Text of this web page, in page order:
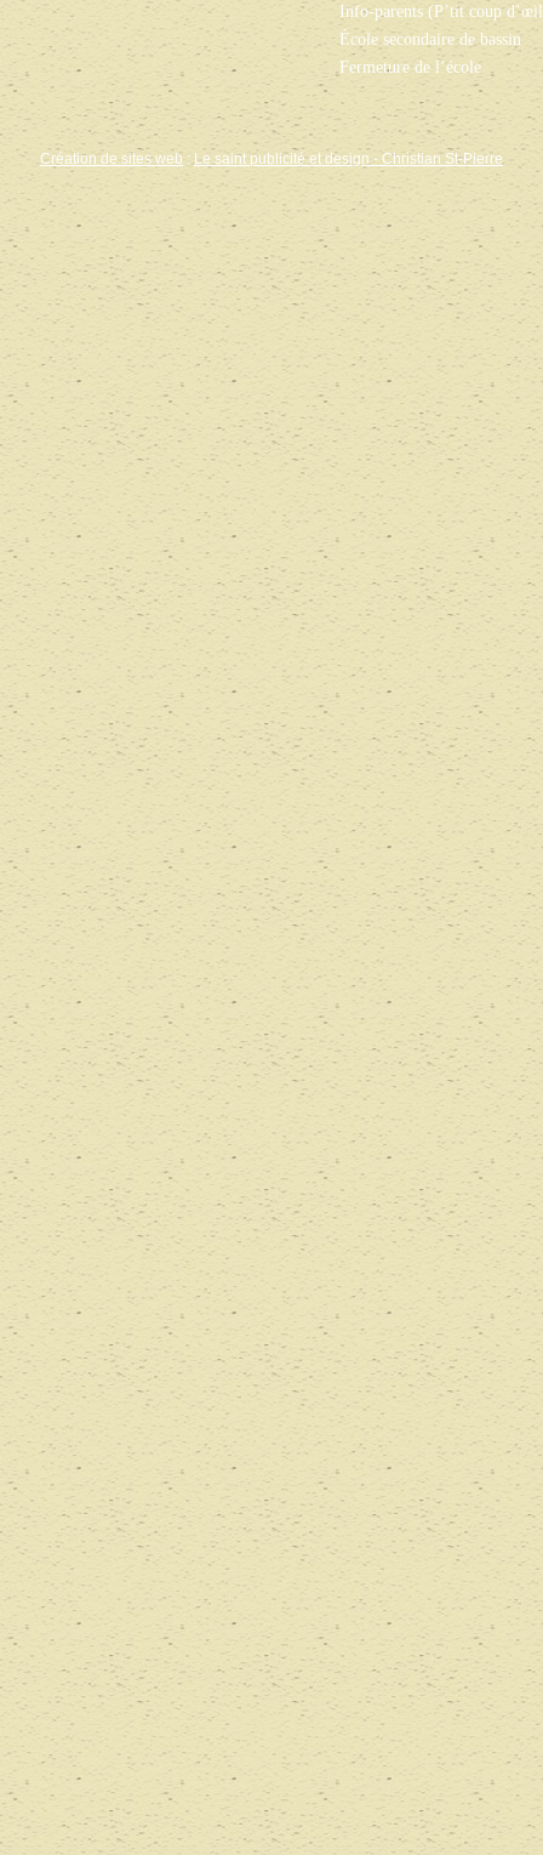
Info-parents (P’tit coup
École secondaire de bassin
Fermeture de l’école
Création de sites web :Le saint publicité et design - Christian St-Pierre